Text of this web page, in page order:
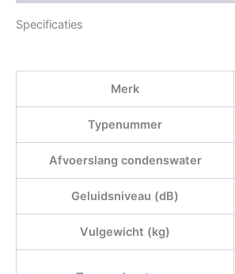
Specificaties
Merk
Typenummer
Afvoerslang condenswater
Geluidsniveau (dB)
Vulgewicht (kg)